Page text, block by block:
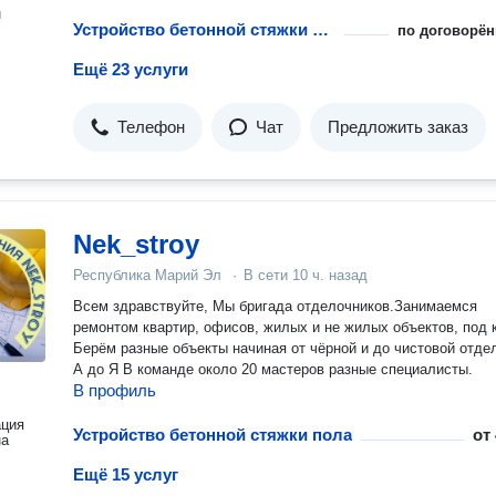
Устройство бетонной стяжки пола по
Ещё 23 услуги
Телефон Чат Предложить заказ
Nek_stroy
Республика Марий Эл · В сети 10 ч. назад
Всем здравствуйте, Мы бригада отделочников.Занимаемся
ремонтом квартир, офисов, жилых и не жилых объектов, под
Берём разные объекты начиная от чёрной и до чистовой отделки от
А до Я В команде около 20 мастеров разные специалисты.
В профиль
Устройство бетонной стяжки пола от
Ещё 15 услуг